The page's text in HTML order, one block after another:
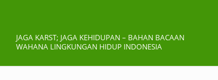
JAGA KARST; JAGA KEHIDUPAN – BAHAN BACAAN
WAHANA LINGKUNGAN HIDUP INDONESIA